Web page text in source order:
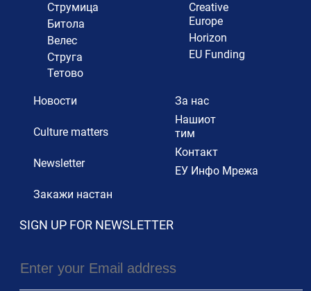
Струмица
Битола
Велес
Струга
Тетово
Creative
Europe
Horizon
EU Funding
Новости
Culture matters
Newsletter
Закажи настан
За нас
Нашиот
тим
Контакт
ЕУ Инфо Мрежа
SIGN UP FOR NEWSLETTER